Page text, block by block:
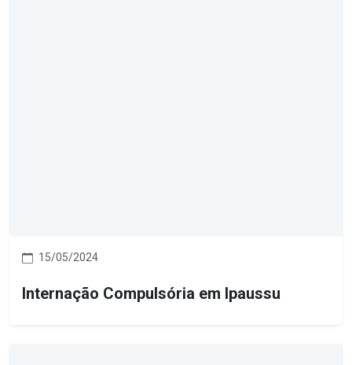
15/05/2024
Internação Compulsória em Ipaussu